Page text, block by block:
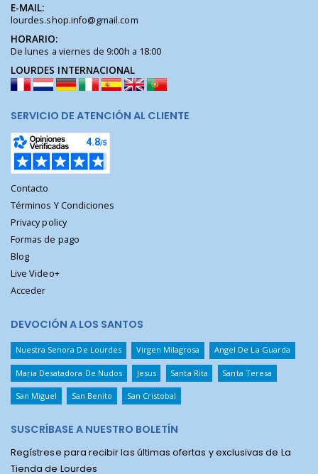
E-MAIL:
lourdes.shop.info@gmail.com
HORARIO:
De lunes a viernes de 9:00h a 18:00
LOURDES INTERNACIONAL
SERVICIO DE ATENCIÓN AL CLIENTE
Contacto
Términos Y Condiciones
Privacy policy
Formas de pago
Blog
Live Video+
Acceder
DEVOCIÓN A LOS SANTOS
Nuestra Senora De Lourdes Virgen Milagrosa Angel De La Guarda
Maria Desatadora De Nudos Jesus Santa Rita Santa Teresa
San Miguel San Benito San Cristobal
SUSCRÍBASE A NUESTRO BOLETÍN
Regístrese para recibir las últimas ofertas y exclusivas de La
Tienda de Lourdes